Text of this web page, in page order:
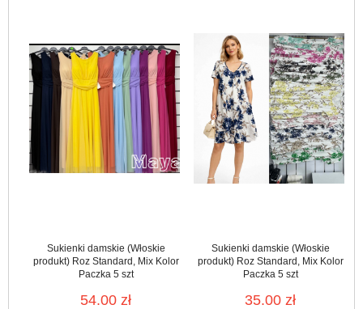
Sukienki damskie (Włoskie
produkt) Roz Standard, Mix Kolor
Paczka 5 szt
54.00 zł
Sukienki damskie (Włoskie
produkt) Roz Standard, Mix Kolor
Paczka 5 szt
35.00 zł